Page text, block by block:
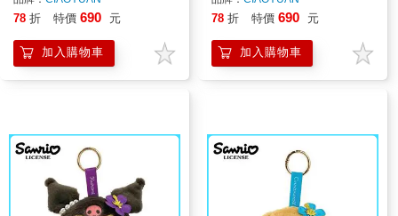
78 折 特價 690 元
加入購物車
78 折 特價 690 元
加入購物車